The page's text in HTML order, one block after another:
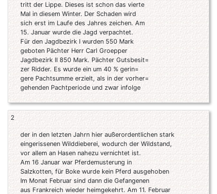
tritt der Lippe. Dieses ist schon das vierte
Mal in diesem Winter. Der Schaden wird
sich erst im Laufe des Jahres zeichen. Am
15. Januar wurde die Jagd verpachtet.
Für den Jagdbezirk I wurden 550 Mark
geboten Pächter Herr Carl Groepper
Jagdbezirk II 850 Mark. Pächter Gutsbesit=
zer Ridder. Es wurde ein um 40 % gerin=
gere Pachtsumme erzielt, als in der vorher=
gehenden Pachtperiode und zwar infolge
2
der in den letzten Jahrn hier außerordentlichen stark
eingerissenen Wilddieberei, wodurch der Wildstand,
vor allem an Hasen nahezu vernichtet ist.
Am 16 Januar war Pferdemusterung in
Salzkotten, für Boke wurde kein Pferd ausgehoben
Im Monat Februar sind dann die Gefangenen
aus Frankreich wieder heimgekehrt. Am 11. Februar